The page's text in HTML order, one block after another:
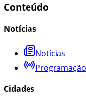
Conteúdo
Notícias
Notícias
Programação
Cidades